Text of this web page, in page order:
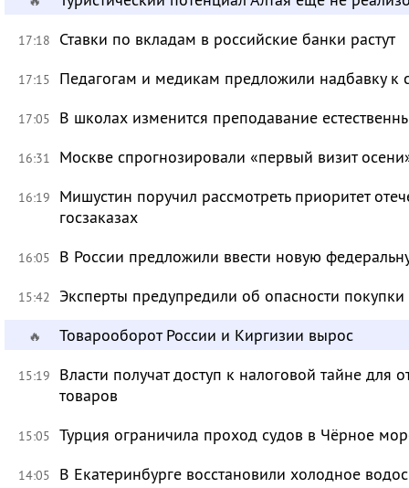
17:18 Ставки по вкладам в российские банки растут
17:15 Педагогам и медикам предложили надбавку к
17:05 В школах изменится преподавание
16:31 Москве спрогнозировали «первый визит
16:19
Мишустин поручил рассмотреть приоритет
госзаказах
16:05 В России предложили ввести новую
15:42 Эксперты предупредили об опасности
🔥 Товарооборот России и Киргизии вырос
15:19
Власти получат доступ к налоговой тайне для
товаров
15:05 Турция ограничила проход судов в Чёрное
14:05 В Екатеринбурге восстановили холодное